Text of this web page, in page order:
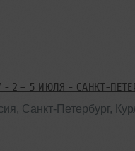
- 2 – 5 ИЮЛЯ - САНКТ-
, Санкт-Петербург,